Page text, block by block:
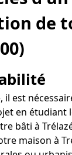
de
il est
en étudiant
bâti à
maison à